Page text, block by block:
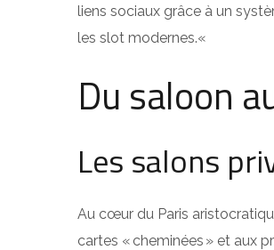
liens sociaux grâce à un
les slot modernes.«
Du saloon
Les salons
Au cœur du Paris
cartes « cheminées » et aux